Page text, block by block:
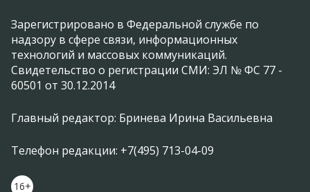
Зарегистрировано в Федеральной службе по
надзору в сфере связи, информационных
технологий и массовых коммуникаций.
Свидетельство о регистрации СМИ: ЭЛ № ФС 77 -
60501 от 30.12.2014
Главный редактор: Бринева Ирина Васильевна
Телефон редакции: +7(495) 713-04-09
16+